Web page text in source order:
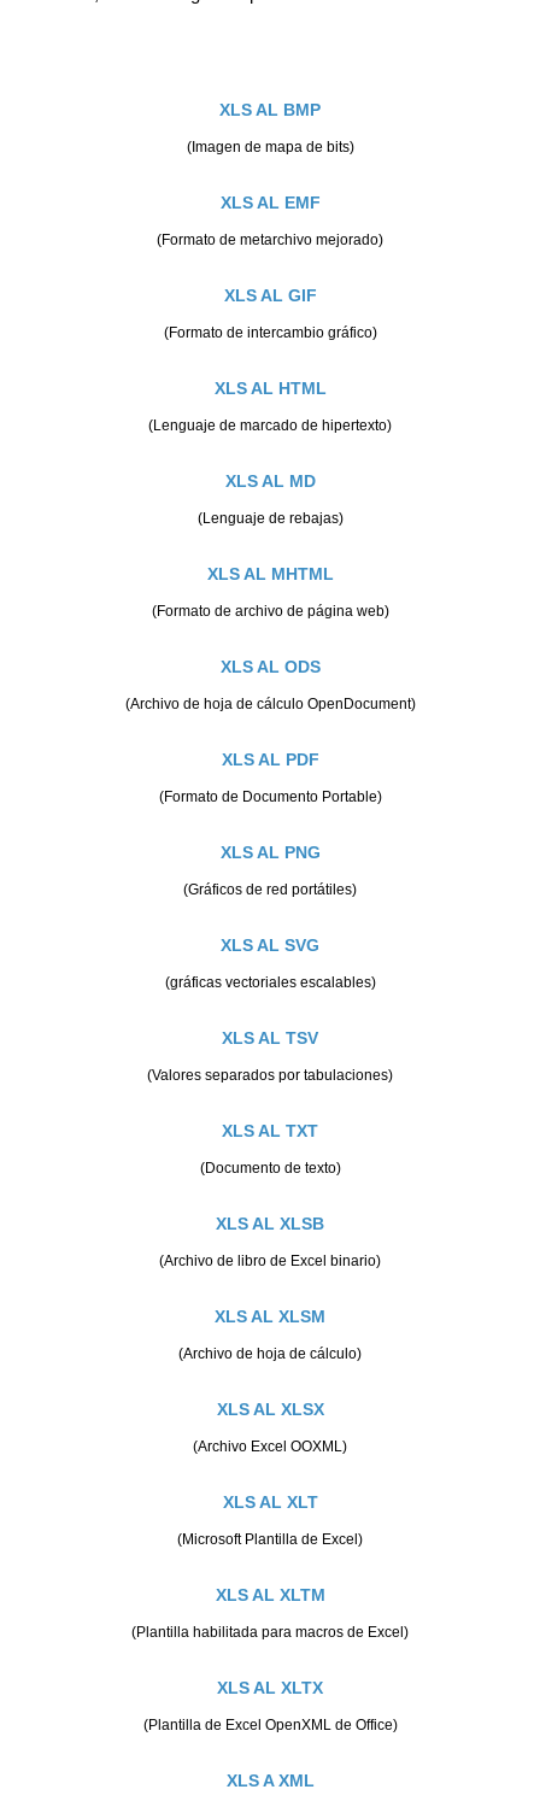
XLS AL BMP
(Imagen de mapa de bits)
XLS AL EMF
(Formato de metarchivo mejorado)
XLS AL GIF
(Formato de intercambio gráfico)
XLS AL HTML
(Lenguaje de marcado de hipertexto)
XLS AL MD
(Lenguaje de rebajas)
XLS AL MHTML
(Formato de archivo de página web)
XLS AL ODS
(Archivo de hoja de cálculo OpenDocument)
XLS AL PDF
(Formato de Documento Portable)
XLS AL PNG
(Gráficos de red portátiles)
XLS AL SVG
(gráficas vectoriales escalables)
XLS AL TSV
(Valores separados por tabulaciones)
XLS AL TXT
(Documento de texto)
XLS AL XLSB
(Archivo de libro de Excel binario)
XLS AL XLSM
(Archivo de hoja de cálculo)
XLS AL XLSX
(Archivo Excel OOXML)
XLS AL XLT
(Microsoft Plantilla de Excel)
XLS AL XLTM
(Plantilla habilitada para macros de Excel)
XLS AL XLTX
(Plantilla de Excel OpenXML de Office)
XLS A XML